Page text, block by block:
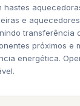
hastes
e
transferência
próximos e
energética.